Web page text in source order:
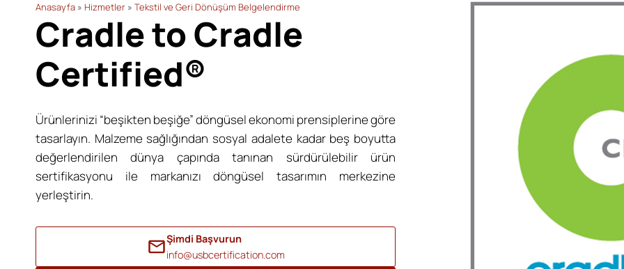
Anasayfa » Hizmetler » Tekstil ve Geri Dönüşüm Belgelendirme
Cradle to Cradle
Certified®
Ürünlerinizi “beşikten beşiğe” döngüsel ekonomi prensiplerine göre
tasarlayın. Malzeme sağlığından sosyal adalete kadar beş boyutta
değerlendirilen dünya çapında tanınan sürdürülebilir ürün
sertifikasyonu ile markanızı döngüsel tasarımın merkezine
yerleştirin.
Şimdi Başvurun
info@usbcertification.com